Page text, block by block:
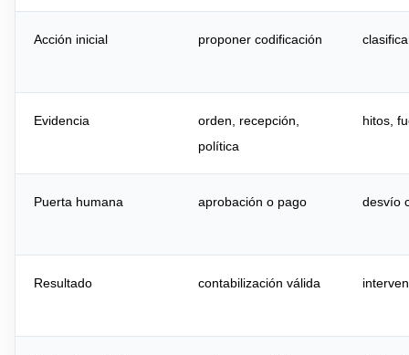
Acción inicial proponer codificación
Evidencia
orden, recepción,
política
hitos,
Puerta humana aprobación o pago desvío
Resultado contabilización válida